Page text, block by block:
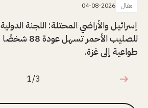
مقال 04-08-2026
إسرائيل والأراضي المحتلة: اللجنة الدولية
للصليب الأحمر تسهل عودة 88 شخصًا
طواعية إلى غزة.
1 من 3
1/3